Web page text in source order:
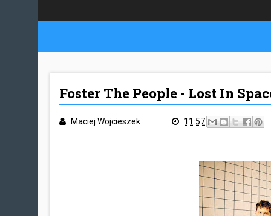
Foster The People - Lost In
Maciej Wojcieszek 11:57